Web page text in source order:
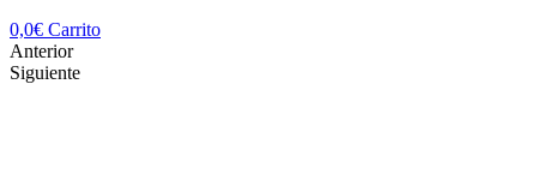
0,0€ Carrito
Anterior
Siguiente